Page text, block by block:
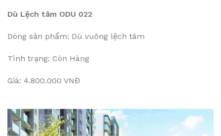
Dù Lệch tâm ODU 022
Dòng sản phẩm: Dù vuông lệch tâm
Tình trạng: Còn Hàng
Giá: 4.800.000 VNĐ